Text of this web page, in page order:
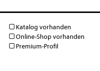
Katalog vorhanden
Online-Shop vorhanden
Premium-Profil